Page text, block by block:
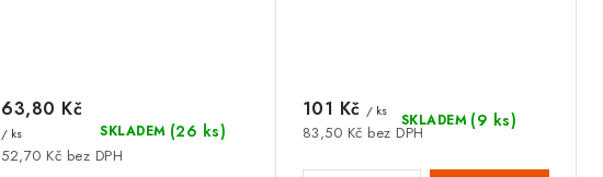
SKLADEM (26 ks)
52,70 Kč bez DPH
63,80 Kč
/ ks
SKLADEM (9 ks)
83,50 Kč bez DPH
101 Kč / ks